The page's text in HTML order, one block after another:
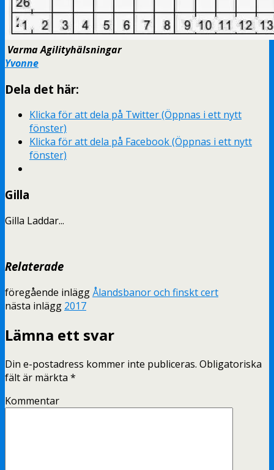
Varma Agilityhälsningar
Yvonne
Dela det här:
Klicka för att dela på Twitter (Öppnas i ett nytt
fönster)
Klicka för att dela på Facebook (Öppnas i ett nytt
fönster)
Gilla
Gilla Laddar...
Relaterade
föregående inläggÅlandsbanor och finskt cert
nästa inlägg 2017
Lämna ett svar
Din e-postadress kommer inte publiceras. Obligatoriska
fält är märkta *
Kommentar